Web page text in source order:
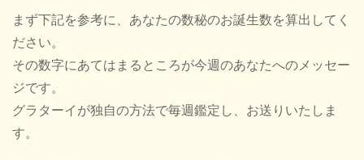
まず下記を参考に、あなたの数秘のお誕生数を算出してく
ださい。
その数字にあてはまるところが今週のあなたへのメッセー
ジです。
グラターイが独自の方法で毎週鑑定し、お送りいたしま
す。